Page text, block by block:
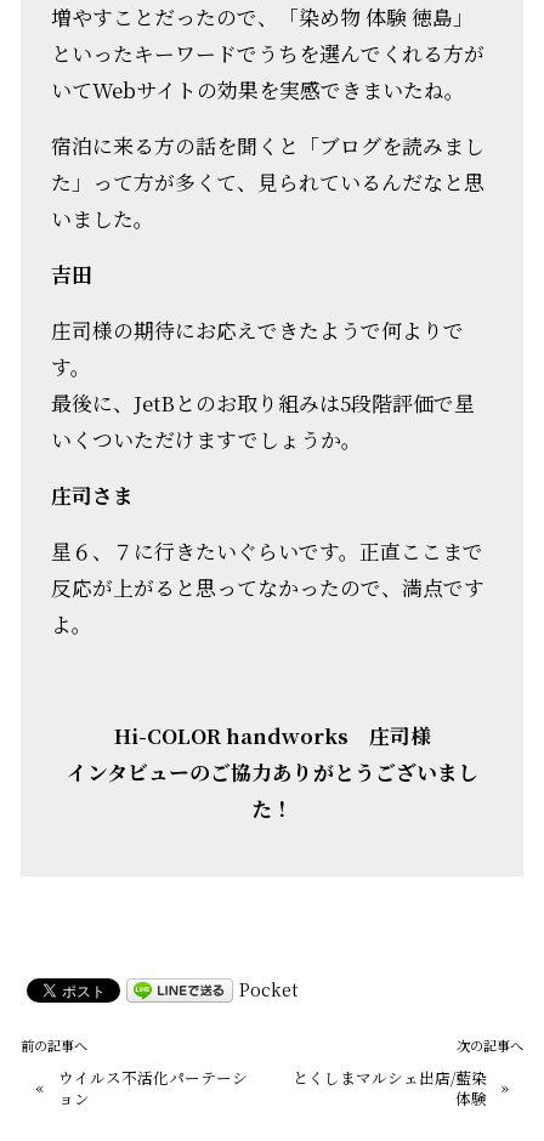
増やすことだったので、「染め物 体験 徳島」
といったキーワードでうちを選んでくれる方が
いてWebサイトの効果を実感できまいたね。
宿泊に来る方の話を聞くと「ブログを読みまし
た」って方が多くて、見られているんだなと思
いました。
吉田
庄司様の期待にお応えできたようで何よりで
す。
最後に、JetBとのお取り組みは5段階評価で星
いくついただけますでしょうか。
庄司さま
星６、７に行きたいぐらいです。正直ここまで
反応が上がると思ってなかったので、満点です
よ。
Hi-COLOR handworks 庄司様
インタビューのご協力ありがとうございまし
た！
Pocket
前の記事へ
«
ウイルス不活化パーテーシ
ョン
次の記事へ
とくしまマルシェ出店/藍染
体験
»